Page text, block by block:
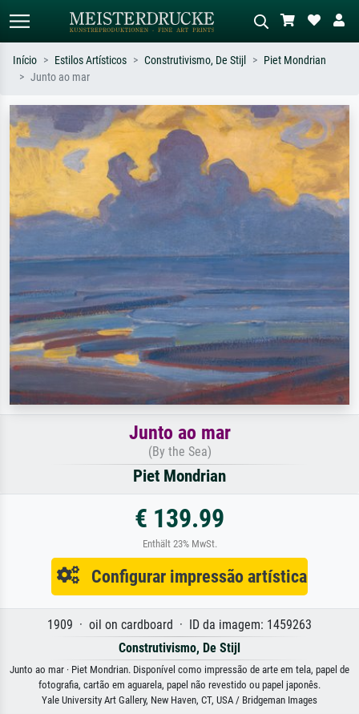
Pesquise por artista, título ou estilo –
ex: Monet, Noite Estrelada,
impressionismo, onda de Hokusai, nu.
Descreva a cena – ex: prado verde,
abstrato com muito vermelho, pintura
a óleo escura, nu em pé ao lado de
Início Estilos Artísticos Construtivismo, De Stijl
Piet Mondrian
Junto ao mar
Junto ao mar
(By the Sea)
Piet Mondrian
€ 139.99
Enthält 23% MwSt.
Configurar impressão artística
1909 · oil on cardboard · ID da imagem: 1459263
Construtivismo, De Stijl
Junto ao mar · Piet Mondrian. Disponível como impressão de arte em tela, papel de
fotografia, cartão em aguarela, papel não revestido ou papel japonês.
Yale University Art Gallery, New Haven, CT, USA / Bridgeman Images